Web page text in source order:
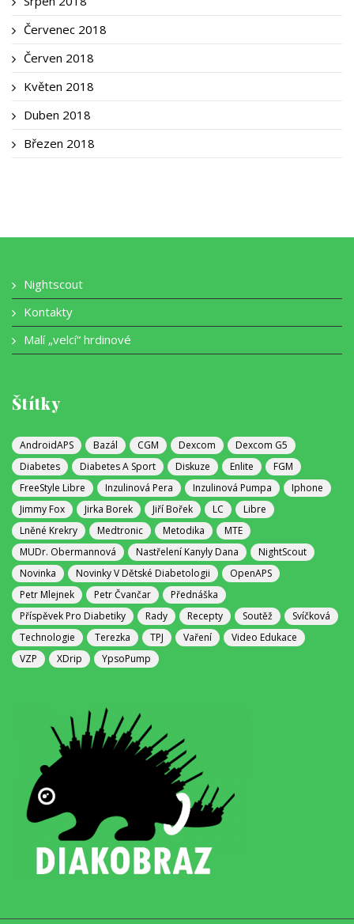
Červenec 2018
Červen 2018
Květen 2018
Duben 2018
Březen 2018
Nightscout
Kontakty
Malí „velcí“ hrdinové
Štítky
AndroidAPS Bazál CGM Dexcom
Dexcom G5
Diabetes
Diabetes A Sport Diskuze Enlite
FGM
FreeStyle Libre
Inzulinová Pera Inzulinová Pumpa
Iphone
Jimmy Fox
Jirka Borek Jiří Bořek LC
Libre
Lněné Krekry
Medtronic Metodika
MTE
MUDr. Obermannová
Nastřelení Kanyly Dana
NightScout
Novinka
Novinky V Dětské Diabetologii
OpenAPS
Petr Mlejnek
Petr Čvančar
Přednáška
Příspěvek Pro Diabetiky
Rady Recepty Soutěž
Svíčková
Technologie
Terezka TPJ Vaření
Video Edukace
VZP
XDrip YpsoPump